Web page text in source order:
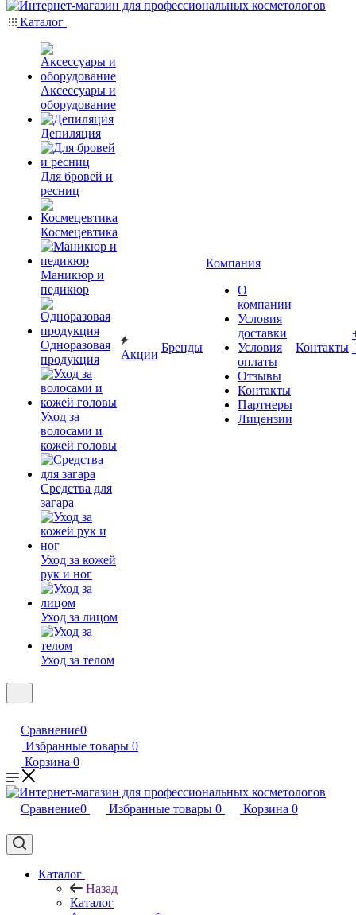
Каталог
Аксессуары и
оборудование
Депиляция
Для бровей и
ресниц
Космецевтика
Маникюр и
педикюр
Одноразовая
продукция
Уход за
волосами и
кожей головы
Средства для
загара
Уход за кожей
рук и ног
Уход за лицом
Уход за телом
Акции
Бренды
Компания
О
компании
Условия
доставки
Условия
оплаты
Отзывы
Контакты
Партнеры
Лицензии
Контакты
Сравнение0
Избранные товары 0
Корзина 0
Сравнение0 Избранные товары 0 Корзина 0
Каталог
Назад
Каталог